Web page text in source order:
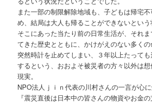
また一部の制限解除地域も、子どもは帰宅
め、結局は大人も帰ることができないという
そこにあった当たり前の日常生活が、それ
てきた歴史とともに、かけがえのない多く
突然時計を止めてしまい、３年以上たって
するという、おおよそ被災者の方々以外は
現実。
NPO法人ｊｉｎ代表の川村さんの一言が心に
『震災直後は日本中の皆さんの物資やお金の